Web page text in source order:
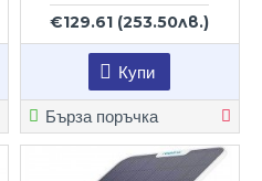
€129.61 (253.50лв.)
Купи
Бърза поръчка